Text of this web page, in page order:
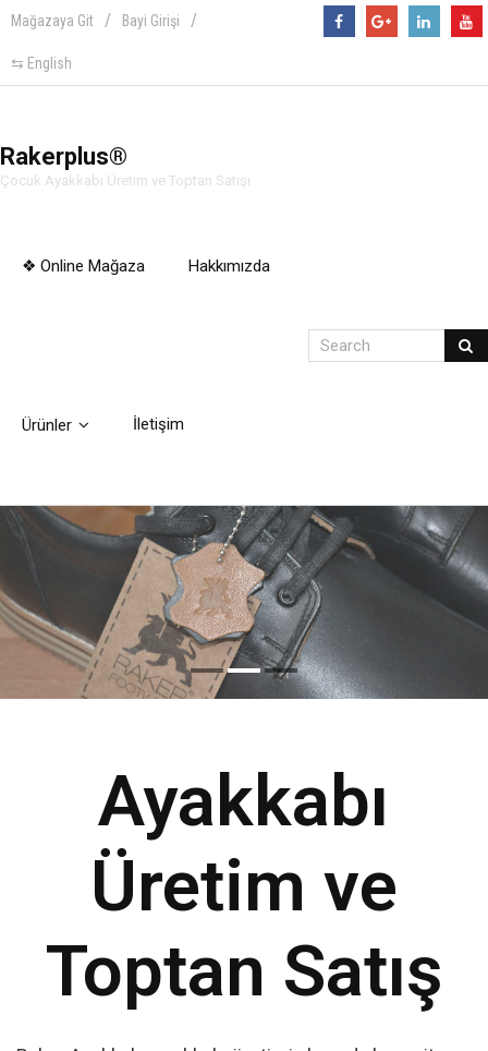
Mağazaya Git Bayi Girişi
⇆ English
Rakerplus®
Çocuk Ayakkabı Üretim ve Toptan Satışı
❖ Online Mağaza Hakkımızda
Ürünler İletişim
Ayakkabı
Üretim ve
Toptan Satış